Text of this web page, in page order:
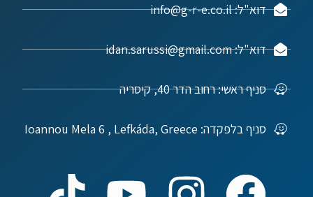
דוא"ל: info@g-r-e.co.il
דוא"ל: idan.sarussi@gmail.com
סניף ראשי: רחוב הדר 40, קיסריה
סניף בלפקדה: Ioannou Mela 6 , Lefkáda, Greece